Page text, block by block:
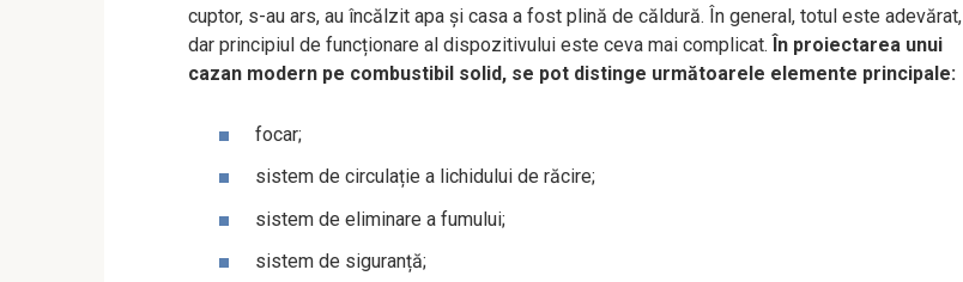
cuptor, s-au ars, au încălzit apa și casa a fost plină de căldură. În general, totul este adevărat,
dar principiul de funcționare al dispozitivului este ceva mai complicat. În proiectarea unui
cazan modern pe combustibil solid, se pot distinge următoarele elemente principale:
focar;
sistem de circulație a lichidului de răcire;
sistem de eliminare a fumului;
sistem de siguranță;